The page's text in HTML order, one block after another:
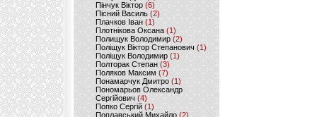
Пінчук Віктор (6)
Пісний Василь (2)
Плачков Іван(1)
Плотнікова Оксана (1)
Полищук Володимир(2)
Поліщук Віктор Степанович(1)
Поліщук Володимир (1)
Полторак Степан(3)
Поляков Максим (7)
Понамарчук Дмитро (1)
Пономарьов Олександр
Сергійович(4)
Попко Сергій (1)
Поплавський Михайло (2)